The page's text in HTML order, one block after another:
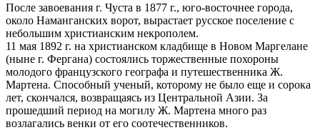
После завоевания г. Чуста в 1877 г., юго-восточнее города,
около Наманганских ворот, вырастает русское поселение с
небольшим христианским некрополем.
11 мая 1892 г. на христианском кладбище в Новом Маргелане
(ныне г. Фергана) состоялись торжественные похороны
молодого французского географа и путешественника Ж.
Мартена. Способный ученый, которому не было еще и сорока
лет, скончался, возвращаясь из Центральной Азии. За
прошедший период на могилу Ж. Мартена много раз
возлагались венки от его соотечественников.